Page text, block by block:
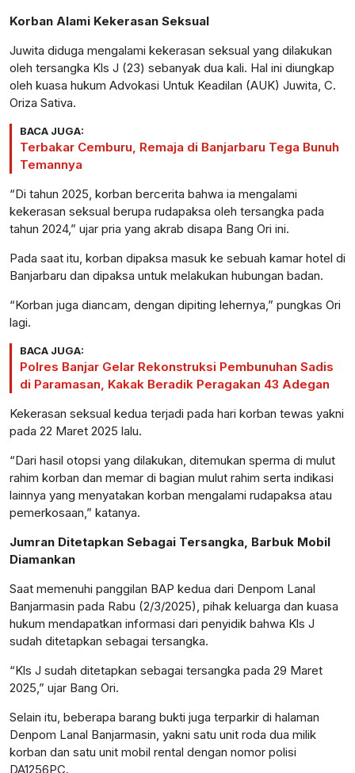
Korban Alami Kekerasan Seksual
Juwita diduga mengalami kekerasan seksual yang dilakukan
oleh tersangka Kls J (23) sebanyak dua kali. Hal ini diungkap
oleh kuasa hukum Advokasi Untuk Keadilan (AUK) Juwita, C.
Oriza Sativa.
BACA JUGA:
Terbakar Cemburu, Remaja di Banjarbaru Tega Bunuh
Temannya
“Di tahun 2025, korban bercerita bahwa ia mengalami
kekerasan seksual berupa rudapaksa oleh tersangka pada
tahun 2024,” ujar pria yang akrab disapa Bang Ori ini.
Pada saat itu, korban dipaksa masuk ke sebuah kamar hotel di
Banjarbaru dan dipaksa untuk melakukan hubungan badan.
“Korban juga diancam, dengan dipiting lehernya,” pungkas Ori
lagi.
BACA JUGA:
Polres Banjar Gelar Rekonstruksi Pembunuhan Sadis
di Paramasan, Kakak Beradik Peragakan 43 Adegan
Kekerasan seksual kedua terjadi pada hari korban tewas yakni
pada 22 Maret 2025 lalu.
“Dari hasil otopsi yang dilakukan, ditemukan sperma di mulut
rahim korban dan memar di bagian mulut rahim serta indikasi
lainnya yang menyatakan korban mengalami rudapaksa atau
pemerkosaan,” katanya.
Jumran Ditetapkan Sebagai Tersangka, Barbuk Mobil
Diamankan
Saat memenuhi panggilan BAP kedua dari Denpom Lanal
Banjarmasin pada Rabu (2/3/2025), pihak keluarga dan kuasa
hukum mendapatkan informasi dari penyidik bahwa Kls J
sudah ditetapkan sebagai tersangka.
“Kls J sudah ditetapkan sebagai tersangka pada 29 Maret
2025,” ujar Bang Ori.
Selain itu, beberapa barang bukti juga terparkir di halaman
Denpom Lanal Banjarmasin, yakni satu unit roda dua milik
korban dan satu unit mobil rental dengan nomor polisi
DA1256PC.